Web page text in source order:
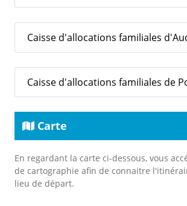
Caisse d'allocations familiales
Caisse d'allocations familiales de
Carte
En regardant la carte ci-dessous, vous
de cartographie afin de connaitre
lieu de départ.